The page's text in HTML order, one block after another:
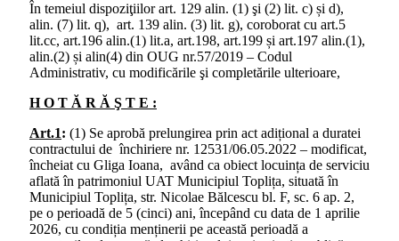
În temeiul dispoziţiilor art. 129 alin. (1) şi (2) lit. c) și d),
alin. (7) lit. q), art. 139 alin. (3) lit. g), coroborat cu art.5
lit.cc, art.196 alin.(1) lit.a, art.198, art.199 și art.197 alin.(1),
alin.(2) și alin(4) din OUG nr.57/2019 – Codul
Administrativ, cu modificările şi completările ulterioare,
H O T Ă R Ă Ş T E :
Art.1: (1) Se aprobă prelungirea prin act adițional a duratei
contractului de închiriere nr. 12531/06.05.2022 – modificat,
încheiat cu Gliga Ioana, având ca obiect locuința de serviciu
aflată în patrimoniul UAT Municipiul Toplița, situată în
Municipiul Toplița, str. Nicolae Bălcescu bl. F, sc. 6 ap. 2,
pe o perioadă de 5 (cinci) ani, începând cu data de 1 aprilie
2026, cu condiția menținerii pe această perioadă a